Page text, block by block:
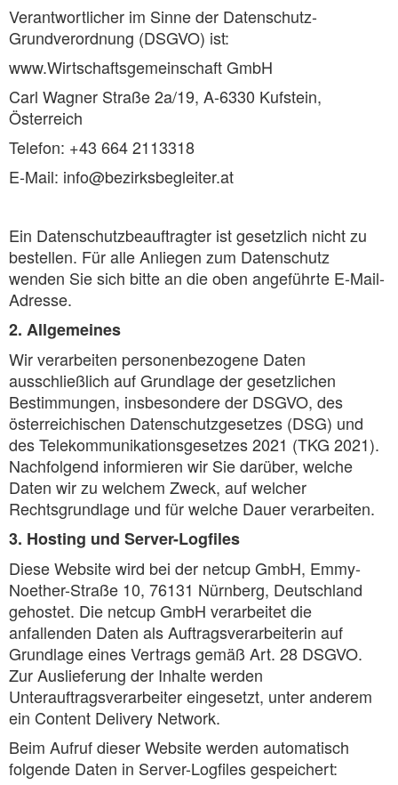
Verantwortlicher im Sinne der Datenschutz-
Grundverordnung (DSGVO) ist:
www.Wirtschaftsgemeinschaft GmbH
Carl Wagner Straße 2a/19, A-6330 Kufstein,
Österreich
Telefon: +43 664 2113318
E-Mail: info@bezirksbegleiter.at
Ein Datenschutzbeauftragter ist gesetzlich nicht zu
bestellen. Für alle Anliegen zum Datenschutz
wenden Sie sich bitte an die oben angeführte E-Mail-
Adresse.
2. Allgemeines
Wir verarbeiten personenbezogene Daten
ausschließlich auf Grundlage der gesetzlichen
Bestimmungen, insbesondere der DSGVO, des
österreichischen Datenschutzgesetzes (DSG) und
des Telekommunikationsgesetzes 2021 (TKG 2021).
Nachfolgend informieren wir Sie darüber, welche
Daten wir zu welchem Zweck, auf welcher
Rechtsgrundlage und für welche Dauer verarbeiten.
3. Hosting und Server-Logfiles
Diese Website wird bei der netcup GmbH, Emmy-
Noether-Straße 10, 76131 Nürnberg, Deutschland
gehostet. Die netcup GmbH verarbeitet die
anfallenden Daten als Auftragsverarbeiterin auf
Grundlage eines Vertrags gemäß Art. 28 DSGVO.
Zur Auslieferung der Inhalte werden
Unterauftragsverarbeiter eingesetzt, unter anderem
ein Content Delivery Network.
Beim Aufruf dieser Website werden automatisch
folgende Daten in Server-Logfiles gespeichert: